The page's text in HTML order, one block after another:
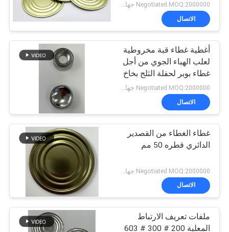
Negotiated MOQ:2000000 جهاز كمبيوتر شخصى
الاتصال
أغطية غطاء قبة مخروطية
لعلب الهباء الجوي من أجل
غطاء بوبر لحفلة الثلج بخاخ
الهباء الجوي
Negotiated MOQ:2000000 جهاز كمبيوتر شخصى
الاتصال
غطاء الغطاء من القصدير
الدائري قطره 50 مم
الاتصال
ملفات تعريف الارتباط
المعلبة 200 # 300 # 603